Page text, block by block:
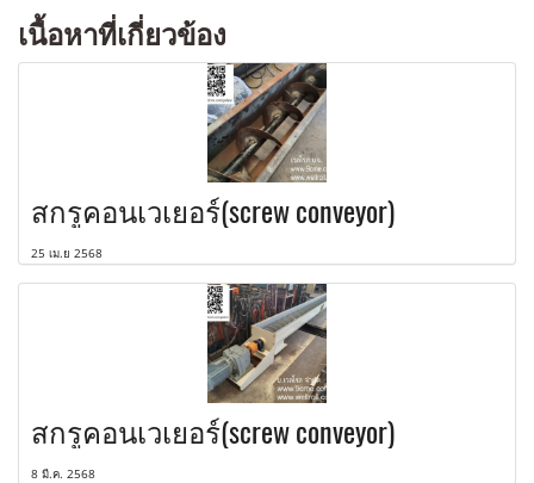
เนื้อหาที่เกี่ยวข้อง
สกรูคอนเวเยอร์(screw conveyor)
25 เม.ย 2568
สกรูคอนเวเยอร์(screw conveyor)
8 มี.ค. 2568